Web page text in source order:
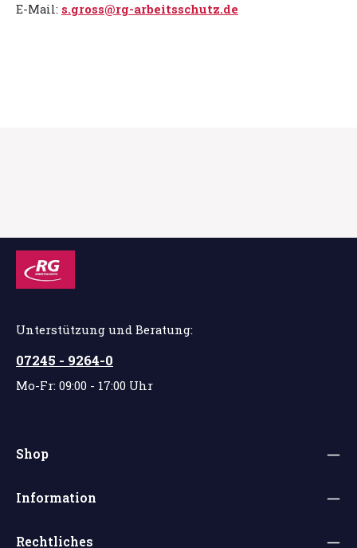
E-Mail: s.gross@rg-arbeitsschutz.de
Unterstützung und Beratung:
07245 - 9264-0
Mo-Fr: 09:00 - 17:00 Uhr
Shop
Information
Rechtliches